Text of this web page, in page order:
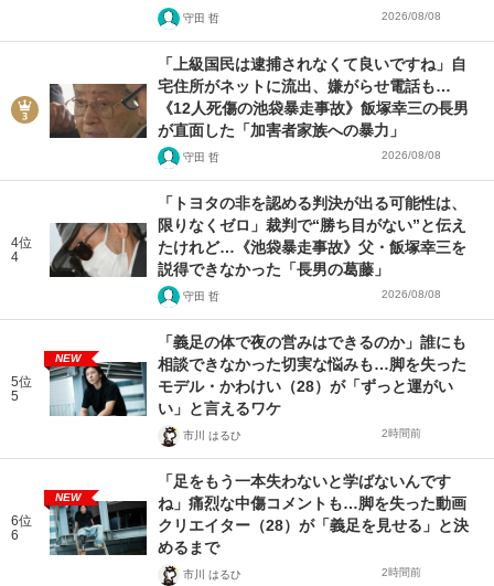
守田 哲 2026/08/08
「上級国民は逮捕されなくて良いですね」自
宅住所がネットに流出、嫌がらせ電話も…
《12人死傷の池袋暴走事故》飯塚幸三の長男
が直面した「加害者家族への暴力」
守田 哲 2026/08/08
4位
4
「トヨタの非を認める判決が出る可能性は、
限りなくゼロ」裁判で“勝ち目がない”と伝え
たけれど…《池袋暴走事故》父・飯塚幸三を
説得できなかった「長男の葛藤」
守田 哲 2026/08/08
5位
5
NEW
「義足の体で夜の営みはできるのか」誰にも
相談できなかった切実な悩みも…脚を失った
モデル・かわけい（28）が「ずっと運がい
い」と言えるワケ
市川 はるひ 2時間前
6位
6
NEW
「足をもう一本失わないと学ばないんです
ね」痛烈な中傷コメントも…脚を失った動画
クリエイター（28）が「義足を見せる」と決
めるまで
市川 はるひ 2時間前